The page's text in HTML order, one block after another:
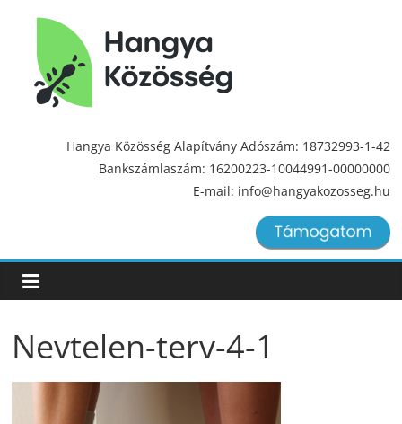
Hangya
Közösség
Hangya Közösség Alapítvány Adószám: 18732993-1-42
Bankszámlaszám: 16200223-10044991-00000000
E-mail: info@hangyakozosseg.hu
Nevtelen-terv-4-1